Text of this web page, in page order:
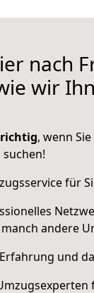
nach
wir
richtig, wenn
für
andere
Erfahrung und